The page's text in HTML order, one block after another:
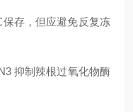
存，但应避免反复冻
抑制辣根过氧化物酶